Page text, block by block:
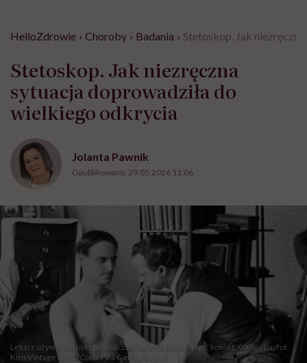
HelloZdrowie › Choroby › Badania › Stetoskop. Jak
Stetoskop. Jak niezręczna
sytuacja doprowadziła do
wielkiego odkrycia
Jolanta Pawnik
Opublikowano: 29.05.2026 11:06
Lekarz używa stetoskopu podczas badania lekarskiego, koniec XIX wieku /fot.
Kirn Vintage Stock/Corbis via Getty Images